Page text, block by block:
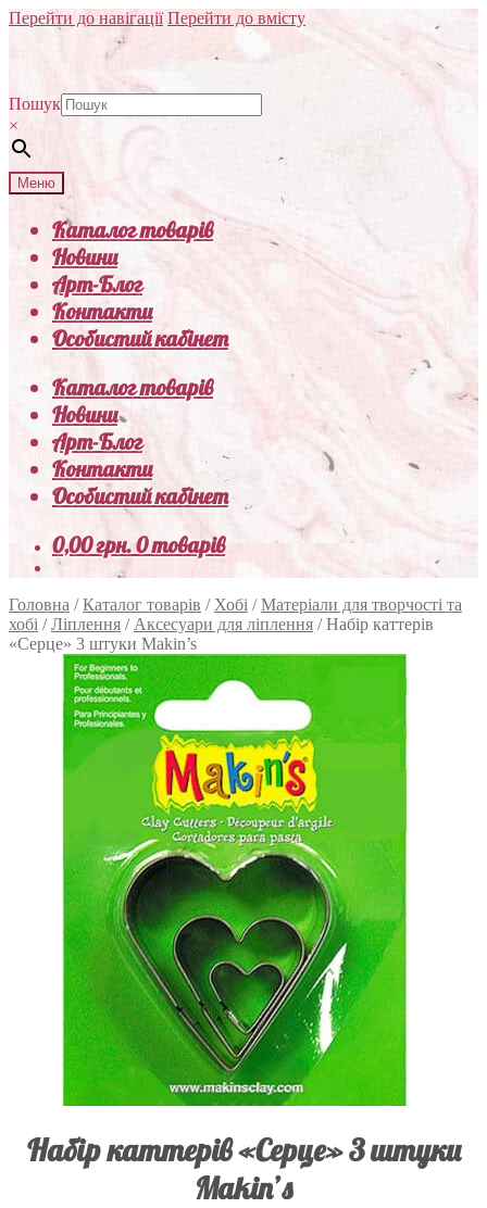
Перейти до навігації Перейти до вмісту
Пошук
×
Меню
Каталог товарів
Новини
Арт-Блог
Контакти
Особистий кабінет
Каталог товарів
Новини
Арт-Блог
Контакти
Особистий кабінет
0,00грн.0 товарів
Головна /Каталог товарів / Хобі /Матеріали для творчості та
хобі /Ліплення / Аксесуари для ліплення /Набір каттерів
«Серце» 3 штуки Makin’s
Набір каттерів «Серце» 3 штуки
Makin’s